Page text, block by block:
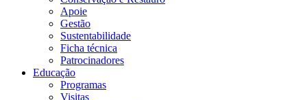
Apoie
Gestão
Sustentabilidade
Ficha técnica
Patrocinadores
Educação
Programas
Visitas